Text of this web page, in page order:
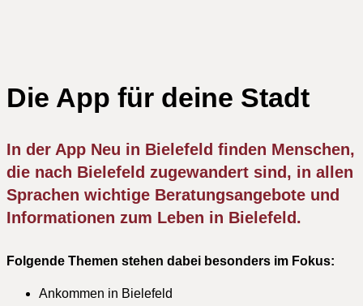
Die App für deine Stadt
In der App Neu in Bielefeld finden Menschen,
die nach Bielefeld zugewandert sind, in allen
Sprachen wichtige Beratungsangebote und
Informationen zum Leben in Bielefeld.
Folgende Themen stehen dabei besonders im Fokus:
Ankommen in Bielefeld